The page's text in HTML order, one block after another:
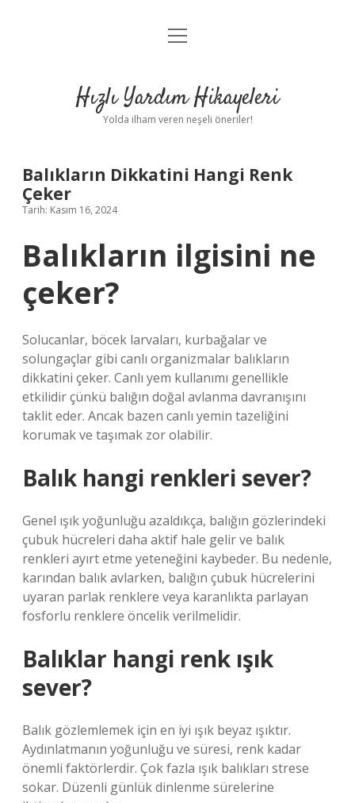
Anasayfa
Yasal Uyarı
menüyü
Hızlı Yardım Hikayeleri
Yolda ilham veren neşeli öneriler!
Balıkların Dikkatini Hangi Renk
Çeker
Tarih: Kasım 16, 2024
Balıkların ilgisini ne
çeker?
Solucanlar, böcek larvaları, kurbağalar ve
solungaçlar gibi canlı organizmalar balıkların
dikkatini çeker. Canlı yem kullanımı genellikle
etkilidir çünkü balığın doğal avlanma davranışını
taklit eder. Ancak bazen canlı yemin tazeliğini
korumak ve taşımak zor olabilir.
Balık hangi renkleri sever?
Genel ışık yoğunluğu azaldıkça, balığın gözlerindeki
çubuk hücreleri daha aktif hale gelir ve balık
renkleri ayırt etme yeteneğini kaybeder. Bu nedenle,
karından balık avlarken, balığın çubuk hücrelerini
uyaran parlak renklere veya karanlıkta parlayan
fosforlu renklere öncelik verilmelidir.
Balıklar hangi renk ışık
sever?
Balık gözlemlemek için en iyi ışık beyaz ışıktır.
Aydınlatmanın yoğunluğu ve süresi, renk kadar
önemli faktörlerdir. Çok fazla ışık balıkları strese
sokar. Düzenli günlük dinlenme sürelerine